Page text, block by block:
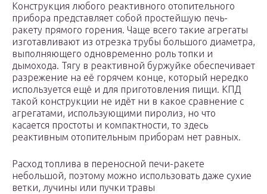
Конструкция любого реактивного отопительного
прибора представляет собой простейшую печь-
ракету прямого горения. Чаще всего такие агрегаты
изготавливают из отрезка трубы большого диаметра,
выполняющего одновременно роль топки и
дымохода. Тягу в реактивной буржуйке обеспечивает
разрежение на её горячем конце, который нередко
используется ещё и для приготовления пищи. КПД
такой конструкции не идёт ни в какое сравнение с
агрегатами, использующими пиролиз, но что
касается простоты и компактности, то здесь
реактивным отопительным приборам нет равных.
Расход топлива в переносной печи-ракете
небольшой, поэтому можно использовать даже сухие
ветки, лучины или пучки травы